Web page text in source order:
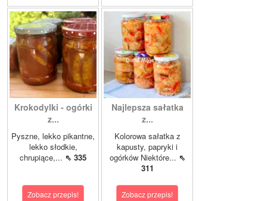
Krokodylki - ogórki
z...
Pyszne, lekko pikantne,
lekko słodkie,
chrupiące,... ⇖ 335
Zobacz przepis!
Najlepsza sałatka
z...
Kolorowa sałatka z
kapusty, papryki i
ogórków Niektóre... ⇖
311
Zobacz przepis!